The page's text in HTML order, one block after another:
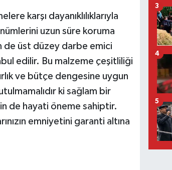
karşı dayanıklılıklarıyla
uzun süre koruma
de üst düzey darbe emici
edilir. Bu malzeme çeşitliliği
ve bütçe dengesine uygun
ki sağlam bir
de hayati öneme sahiptir.
emniyetini garanti altına
3
4
5